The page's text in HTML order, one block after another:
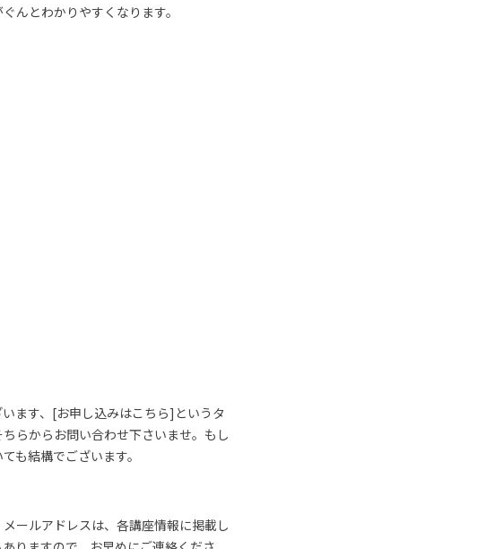
んとわかりやすくなります。
ます、[お申し込みはこちら]というタ
らからお問い合わせ下さいませ。もし
も結構でございます。
ールアドレスは、各講座情報に掲載し